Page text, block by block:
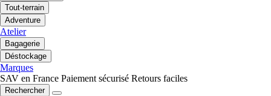
Tout-terrain
Adventure
Atelier
Bagagerie
Déstockage
Marques
SAV en France Paiement sécurisé Retours faciles
Rechercher